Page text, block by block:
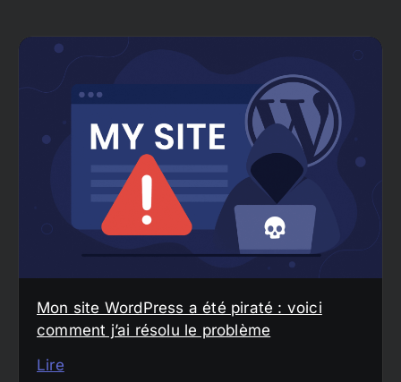
Mon site WordPress a été piraté : voici
comment j’ai résolu le problème
Lire